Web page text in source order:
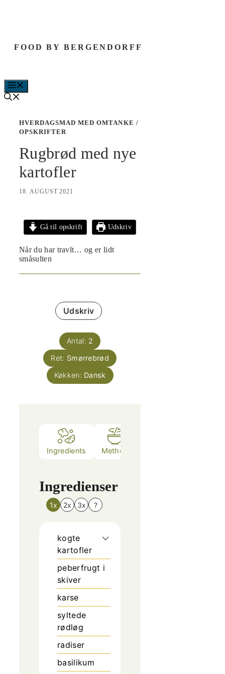
FOOD BY BERGENDORFF
HVERDAGSMAD MED OMTANKE /
OPSKRIFTER
Rugbrød med nye
kartofler
18. AUGUST 2021
Gå til opskrift Udskriv
Når du har travlt… og er lidt
småsulten
Udskriv
Antal: 2
Ret: Smørrebrød
Køkken: Dansk
Ingredients Method
Ingredienser
1x 2x 3x ?
kogte
kartofler
peberfrugt i
skiver
karse
syltede
rødløg
radiser
basilikum